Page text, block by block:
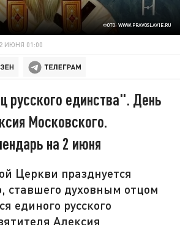
ФОТО: WWW.PRAVOSLAVIE.RU
ИЮНЯ 01:00
русского единства". День
Московского.
на 2 июня
Церкви празднуется
ставшего духовным отцом
единого русского
Алексия